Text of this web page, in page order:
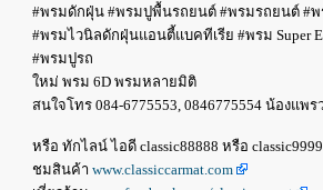
#พรมดักฝุ่น #พรมปูพื้นรถยนต์ #พรมรถยนต์ #พ
#พรมไวนิลดักฝุ่นแอนตี้แบคทีเรีย #พรม Super
#พรมปูรถ
ใหม่ พรม 6D พรมหลายมิติ
สนใจโทร 084-6775553, 0846775554 น้องแพร
หรือ ทักไลน์ ไอดี classic88888 หรือ
ชมสินค้า www.classiccarmat.com